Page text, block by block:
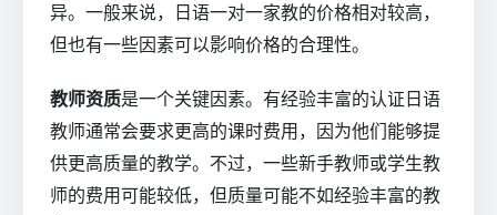
异。一般来说，日语一对一家教的价格相对较高，
但也有一些因素可以影响价格的合理性。
教师资质是一个关键因素。有经验丰富的认证日语
教师通常会要求更高的课时费用，因为他们能够提
供更高质量的教学。不过，一些新手教师或学生教
师的费用可能较低，但质量可能不如经验丰富的教